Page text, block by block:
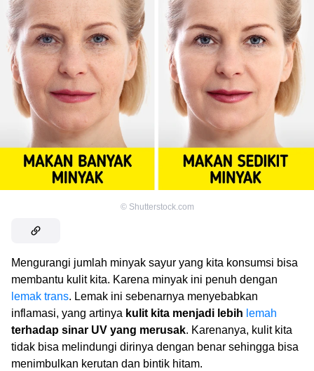
© Shutterstock.com
Mengurangi jumlah minyak sayur yang kita konsumsi bisa
membantu kulit kita. Karena minyak ini penuh dengan
lemak trans. Lemak ini sebenarnya menyebabkan
inflamasi, yang artinya kulit kita menjadi lebih lemah
terhadap sinar UV yang merusak. Karenanya, kulit kita
tidak bisa melindungi dirinya dengan benar sehingga bisa
menimbulkan kerutan dan bintik hitam.